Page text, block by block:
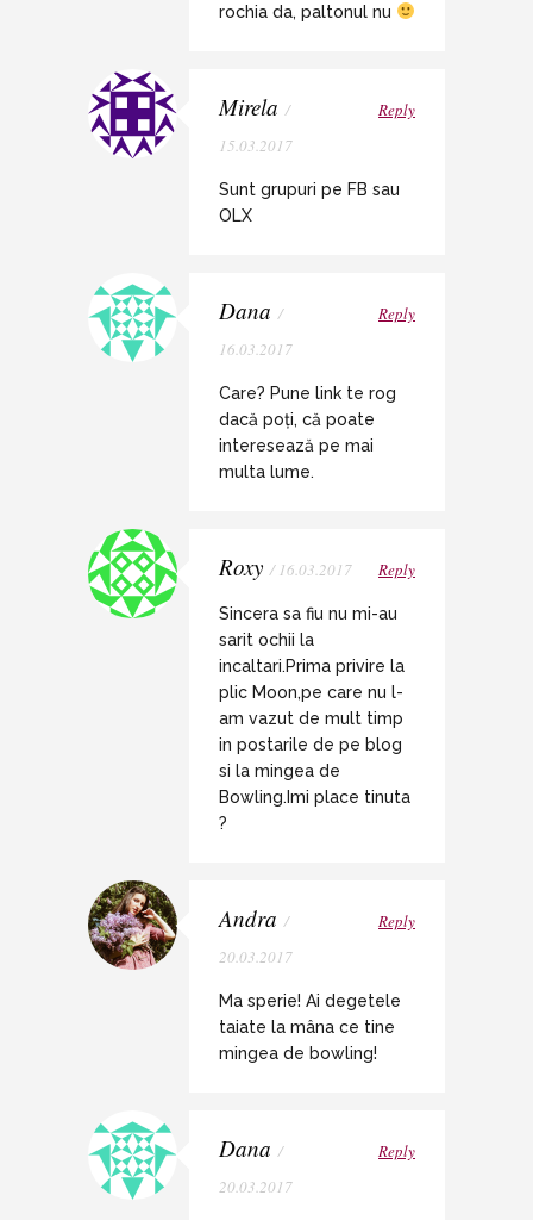
rochia da, paltonul nu
Mirela /
15.03.2017
Reply
Sunt grupuri pe FB sau
OLX
Dana /
16.03.2017
Reply
Care? Pune link te rog
dacă poți, că poate
interesează pe mai
multa lume.
Roxy / 16.03.2017 Reply
Sincera sa fiu nu mi-au
sarit ochii la
incaltari.Prima privire la
plic Moon,pe care nu l-
am vazut de mult timp
in postarile de pe blog
si la mingea de
Bowling.Imi place tinuta
?
Andra /
20.03.2017
Reply
Ma sperie! Ai degetele
taiate la mâna ce tine
mingea de bowling!
Dana /
20.03.2017
Reply